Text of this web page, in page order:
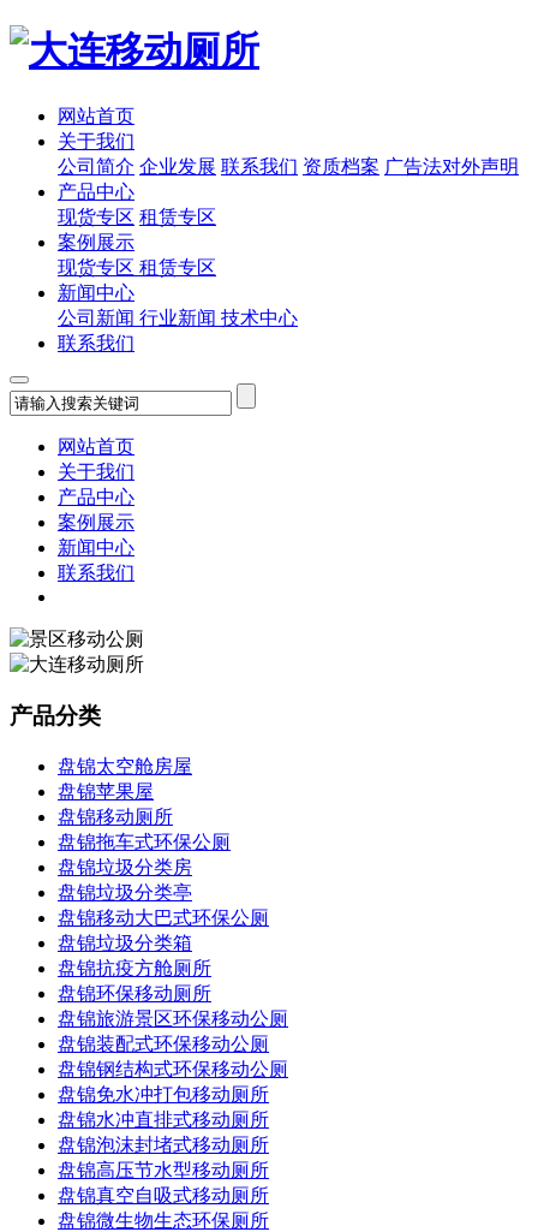
网站首页
关于我们
公司简介 企业发展 联系我们 资质档案 广告法对外声明
产品中心
现货专区 租赁专区
案例展示
现货专区 租赁专区
新闻中心
公司新闻 行业新闻 技术中心
联系我们
网站首页
关于我们
产品中心
案例展示
新闻中心
联系我们
产品分类
盘锦太空舱房屋
盘锦苹果屋
盘锦移动厕所
盘锦拖车式环保公厕
盘锦垃圾分类房
盘锦垃圾分类亭
盘锦移动大巴式环保公厕
盘锦垃圾分类箱
盘锦抗疫方舱厕所
盘锦环保移动厕所
盘锦旅游景区环保移动公厕
盘锦装配式环保移动公厕
盘锦钢结构式环保移动公厕
盘锦免水冲打包移动厕所
盘锦水冲直排式移动厕所
盘锦泡沫封堵式移动厕所
盘锦高压节水型移动厕所
盘锦真空自吸式移动厕所
盘锦微生物生态环保厕所